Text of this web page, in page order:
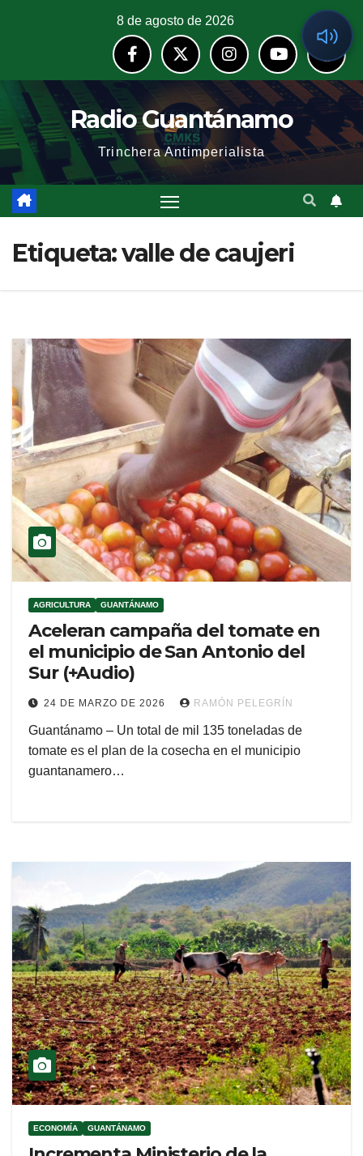
8 de agosto de 2026
Radio Guantánamo
Trinchera Antimperialista
Etiqueta:valle de caujeri
AGRICULTURA GUANTÁNAMO
Aceleran campaña del tomate en
el municipio de San Antonio del
Sur (+Audio)
24 DE MARZO DE 2026 RAMÓN PELEGRÍN
Guantánamo – Un total de mil 135 toneladas de
tomate es el plan de la cosecha en el municipio
guantanamero…
ECONOMÍA GUANTÁNAMO